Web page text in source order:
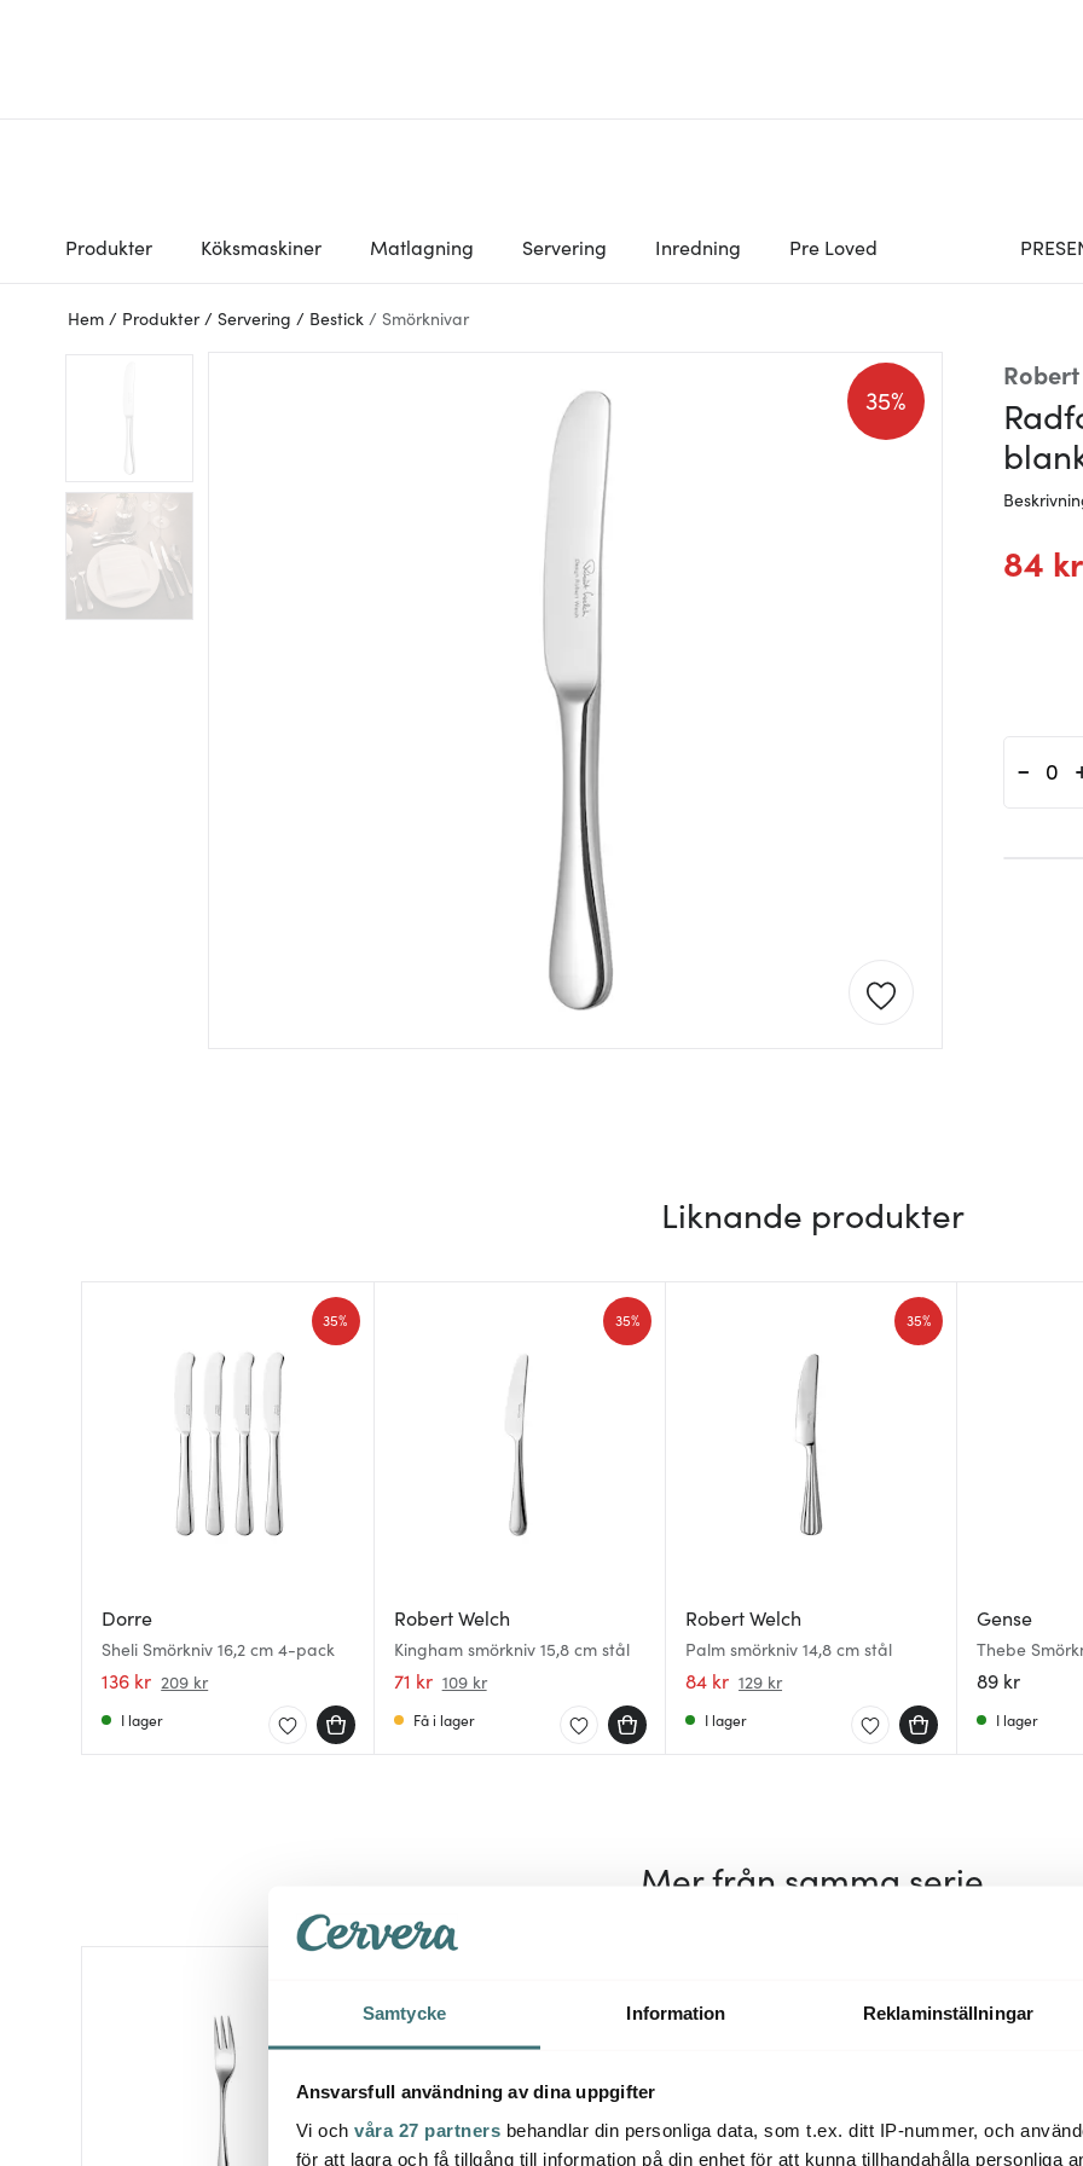
Samtycke Information Reklaminställningar
Ansvarsfull användning av dina uppgifter
Vi och våra 27 partners behandlar din personliga data, som t.ex. ditt IP-nummer, och
för att lagra och få tillgång till information på din enhet för att kunna tillhandahålla personliga
Produkter Köksmaskiner Matlagning Servering Inredning Pre Loved
Hem / Produkter / Servering / Bestick / Smörknivar
35%
84 kr
-
Liknande produkter
Dorre
Sheli Smörkniv 16,2 cm 4-pack
136 kr 209 kr
35%
I lager
Robert Welch
Kingham smörkniv 15,8 cm stål
71 kr 109 kr
35%
Få i lager
Robert Welch
Palm smörkniv 14,8 cm stål
84 kr 129 kr
35%
I lager
Gense
Thebe
89 kr
I lager
Mer från samma serie